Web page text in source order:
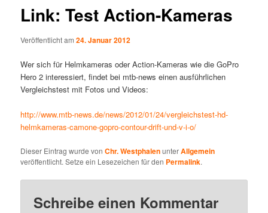
Link: Test Action-Kameras
Veröffentlicht am24. Januar 2012
Wer sich für Helmkameras oder Action-Kameras wie die GoPro
Hero 2 interessiert, findet bei mtb-news einen ausführlichen
Vergleichstest mit Fotos und Videos:
http://www.mtb-news.de/news/2012/01/24/vergleichstest-hd-
helmkameras-camone-gopro-contour-drift-und-v-i-o/
Dieser Eintrag wurde vonChr. WestphalenunterAllgemein
veröffentlicht. Setze ein Lesezeichen für den Permalink.
Schreibe einen Kommentar